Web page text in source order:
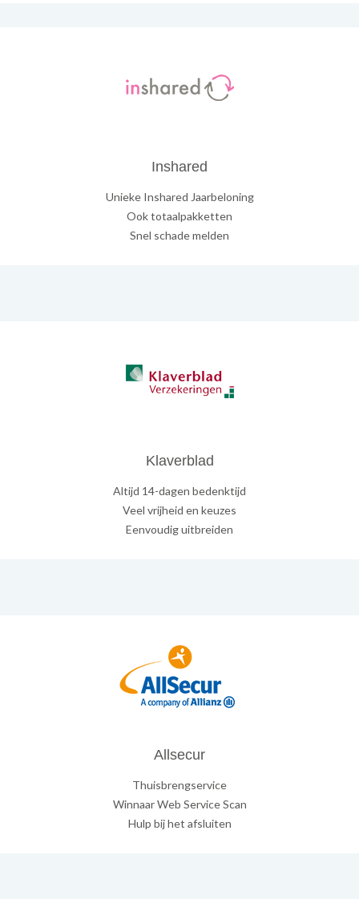
Inshared
Unieke Inshared Jaarbeloning
Ook totaalpakketten
Snel schade melden
Klaverblad
Altijd 14-dagen bedenktijd
Veel vrijheid en keuzes
Eenvoudig uitbreiden
Allsecur
Thuisbrengservice
Winnaar Web Service Scan
Hulp bij het afsluiten